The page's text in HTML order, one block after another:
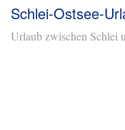
Schlei-Ostsee-
Urlaub zwischen Schlei